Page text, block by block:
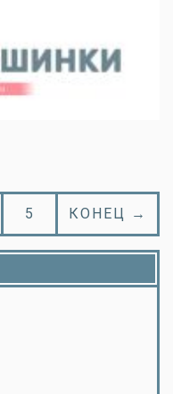
5 КОНЕЦ →